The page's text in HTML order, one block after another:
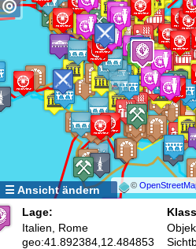
©
◎
☰ Ansicht ändern
Lage:
Italien, Rome
geo:41.892384,12.484853